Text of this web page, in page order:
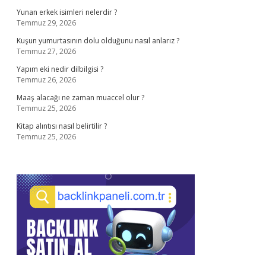
Yunan erkek isimleri nelerdir ?
Temmuz 29, 2026
Kuşun yumurtasının dolu olduğunu nasıl anlarız ?
Temmuz 27, 2026
Yapım eki nedir dilbilgisi ?
Temmuz 26, 2026
Maaş alacağı ne zaman muaccel olur ?
Temmuz 25, 2026
Kitap alıntısı nasıl belirtilir ?
Temmuz 25, 2026